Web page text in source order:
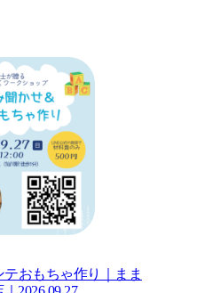
おもちゃ作り｜まま